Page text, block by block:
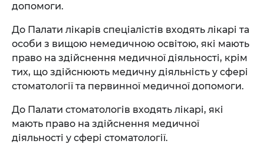
допомоги.
До Палати лікарів спеціалістів входять лікарі та
особи з вищою немедичною освітою, які мають
право на здійснення медичної діяльності, крім
тих, що здійснюють медичну діяльність у сфері
стоматології та первинної медичної допомоги.
До Палати стоматологів входять лікарі, які
мають право на здійснення медичної
діяльності у сфері стоматології.